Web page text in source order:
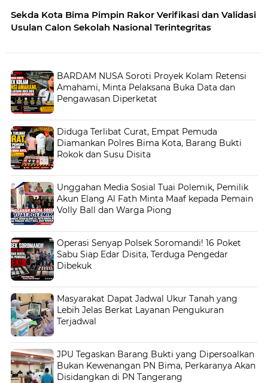
Sekda Kota Bima Pimpin Rakor Verifikasi dan Validasi
Usulan Calon Sekolah Nasional Terintegritas
BARDAM NUSA Soroti Proyek Kolam Retensi
Amahami, Minta Pelaksana Buka Data dan
Pengawasan Diperketat
Diduga Terlibat Curat, Empat Pemuda
Diamankan Polres Bima Kota, Barang Bukti
Rokok dan Susu Disita
Unggahan Media Sosial Tuai Polemik, Pemilik
Akun Elang Al Fath Minta Maaf kepada Pemain
Volly Ball dan Warga Piong
Operasi Senyap Polsek Soromandi! 16 Poket
Sabu Siap Edar Disita, Terduga Pengedar
Dibekuk
Masyarakat Dapat Jadwal Ukur Tanah yang
Lebih Jelas Berkat Layanan Pengukuran
Terjadwal
JPU Tegaskan Barang Bukti yang Dipersoalkan
Bukan Kewenangan PN Bima, Perkaranya Akan
Disidangkan di PN Tangerang